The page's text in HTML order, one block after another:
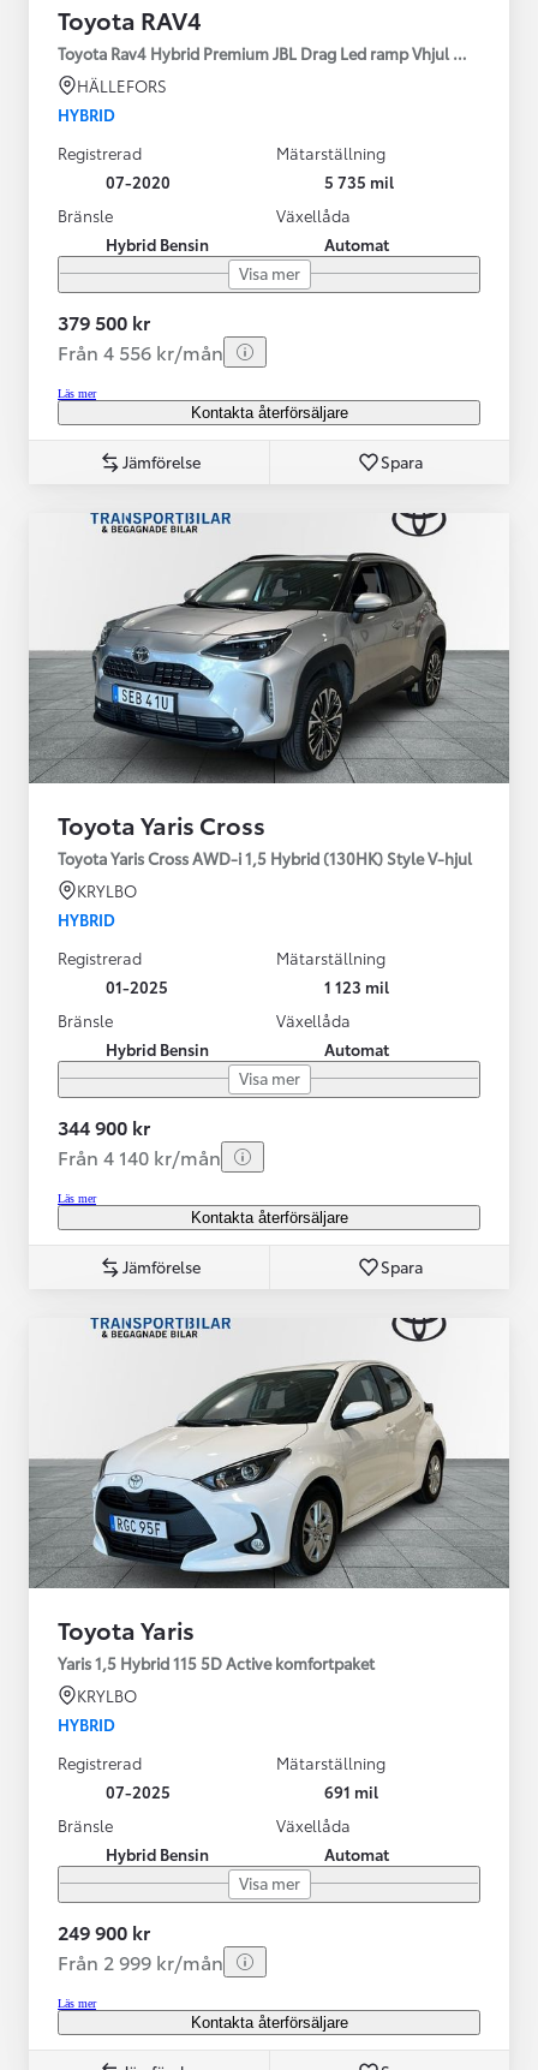
Toyota RAV4
Toyota Rav4 Hybrid Premium JBL Drag Led ramp Vhjul motorv
HÄLLEFORS
HYBRID
Registrerad
07-2020
Mätarställning
5 735 mil
Bränsle
Hybrid Bensin
Växellåda
Automat
Visa mer
379 500 kr
Från 4 556 kr/mån
Läs mer
Kontakta återförsäljare
Jämförelse Spara
Toyota Yaris Cross
Toyota Yaris Cross AWD-i 1,5 Hybrid (130HK) Style V-hjul
KRYLBO
HYBRID
Registrerad
01-2025
Mätarställning
1 123 mil
Bränsle
Hybrid Bensin
Växellåda
Automat
Visa mer
344 900 kr
Från 4 140 kr/mån
Läs mer
Kontakta återförsäljare
Jämförelse Spara
Toyota Yaris
Yaris 1,5 Hybrid 115 5D Active komfortpaket
KRYLBO
HYBRID
Registrerad
07-2025
Mätarställning
691 mil
Bränsle
Hybrid Bensin
Växellåda
Automat
Visa mer
249 900 kr
Från 2 999 kr/mån
Läs mer
Kontakta återförsäljare